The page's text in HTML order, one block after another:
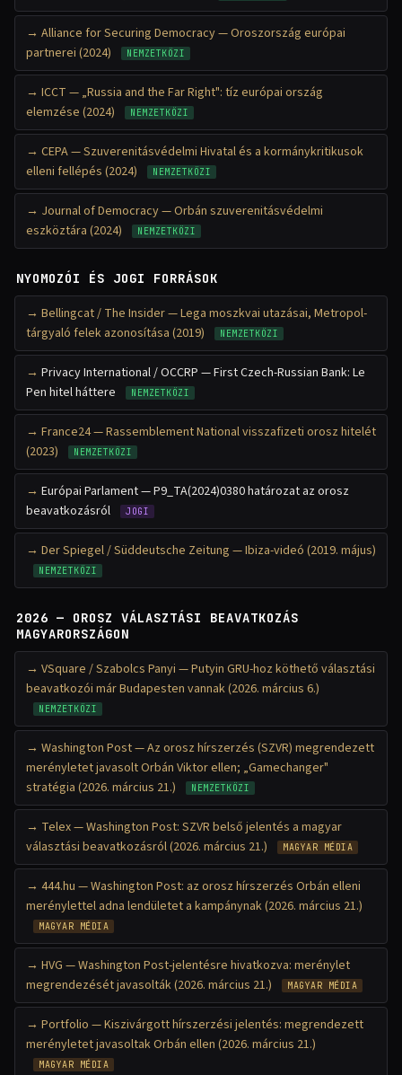
Alliance for Securing Democracy — Oroszország európai
partnerei (2024)
NEMZETKÖZI
ICCT — „Russia and the Far Right": tíz európai ország
elemzése (2024)
NEMZETKÖZI
CEPA — Szuverenitásvédelmi Hivatal és a kormánykritikusok
elleni fellépés (2024)
NEMZETKÖZI
Journal of Democracy — Orbán szuverenitásvédelmi
eszköztára (2024)
NEMZETKÖZI
NYOMOZÓI ÉS JOGI FORRÁSOK
Bellingcat / The Insider — Lega moszkvai utazásai, Metropol-
tárgyaló felek azonosítása (2019)
NEMZETKÖZI
Privacy International / OCCRP — First Czech-Russian Bank: Le
Pen hitel háttere
NEMZETKÖZI
France24 — Rassemblement National visszafizeti orosz hitelét
(2023)
NEMZETKÖZI
Európai Parlament — P9_TA(2024)0380 határozat az orosz
beavatkozásról
JOGI
Der Spiegel / Süddeutsche Zeitung — Ibiza-videó (2019. május)
NEMZETKÖZI
2026 — OROSZ VÁLASZTÁSI BEAVATKOZÁS
MAGYARORSZÁGON
VSquare / Szabolcs Panyi — Putyin GRU-hoz köthető választási
beavatkozói már Budapesten vannak (2026. március 6.)
NEMZETKÖZI
Washington Post — Az orosz hírszerzés (SZVR) megrendezett
merényletet javasolt Orbán Viktor ellen; „Gamechanger"
stratégia (2026. március 21.)
NEMZETKÖZI
Telex — Washington Post: SZVR belső jelentés a magyar
választási beavatkozásról (2026. március 21.)
MAGYAR MÉDIA
444.hu — Washington Post: az orosz hírszerzés Orbán elleni
merénylettel adna lendületet a kampánynak (2026. március 21.)
MAGYAR MÉDIA
HVG — Washington Post-jelentésre hivatkozva: merénylet
megrendezését javasolták (2026. március 21.)
MAGYAR MÉDIA
Portfolio — Kiszivárgott hírszerzési jelentés: megrendezett
merényletet javasoltak Orbán ellen (2026. március 21.)
MAGYAR MÉDIA